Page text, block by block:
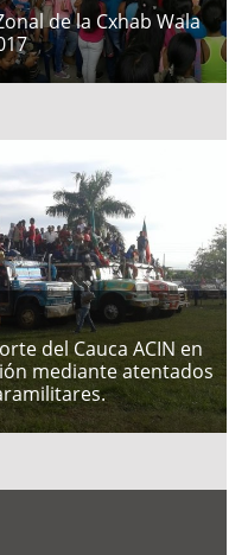
de la Cxhab Wala
del Cauca ACIN en
mediante atentados